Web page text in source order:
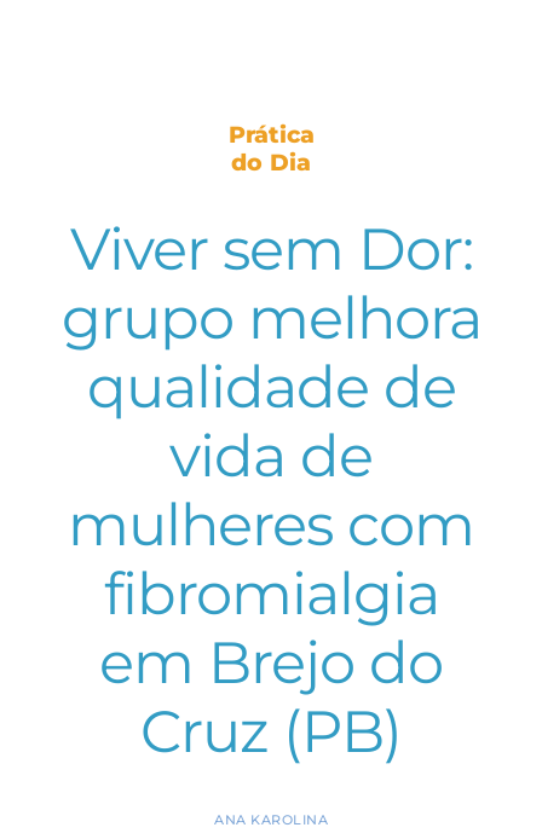
Prática
do Dia
Viver sem Dor:
grupo melhora
qualidade de
vida de
mulheres com
fibromialgia
em Brejo do
Cruz (PB)
ANA KAROLINA